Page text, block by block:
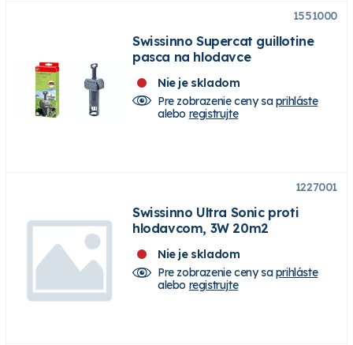
1551000
Swissinno Supercat guillotine
pasca na hlodavce
Nie je skladom
Pre zobrazenie ceny saprihláste
alebo registrujte
1227001
Swissinno Ultra Sonic proti
hlodavcom, 3W 20m2
Nie je skladom
Pre zobrazenie ceny saprihláste
alebo registrujte